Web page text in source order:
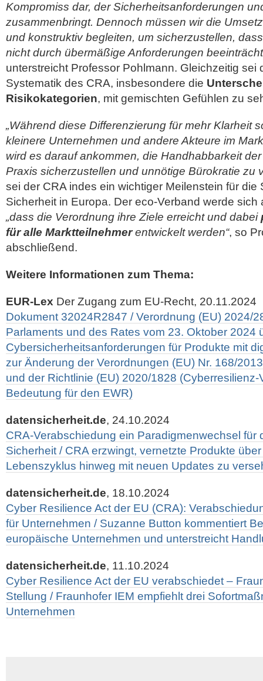
Kompromiss dar, der Sicherheitsanforderungen
zusammenbringt. Dennoch müssen wir die
und konstruktiv begleiten, um sicherzustellen,
nicht durch übermäßige Anforderungen
unterstreicht Professor Pohlmann. Gleichzeitig sei
Systematik des CRA, insbesondere die
Risikokategorien, mit gemischten Gefühlen zu
„Während diese Differenzierung für mehr Klarheit
kleinere Unternehmen und andere Akteure im
wird es darauf ankommen, die Handhabbarkeit
Praxis sicherzustellen und unnötige Bürokratie zu
sei der CRA indes ein wichtiger Meilenstein für die
Sicherheit in Europa. Der eco-Verband werde sich
„dass die Verordnung ihre Ziele erreicht und dabei
für alle Marktteilnehmerentwickelt werden“, so
abschließend.
Weitere Informationen zum Thema:
EUR-Lex Der Zugang zum EU-Recht, 20.11.2024
Dokument 32024R2847 / Verordnung (EU) 2024/
Parlaments und des Rates vom 23. Oktober 2024
Cybersicherheitsanforderungen für Produkte mit
zur Änderung der Verordnungen (EU) Nr. 168/
und der Richtlinie (EU) 2020/1828 (Cyberresilienz-
Bedeutung für den EWR)
datensicherheit.de, 24.10.2024
CRA-Verabschiedung ein Paradigmenwechsel für
Sicherheit / CRA erzwingt, vernetzte Produkte
Lebenszyklus hinweg mit neuen Updates zu
datensicherheit.de, 18.10.2024
Cyber Resilience Act der EU (CRA):
für Unternehmen / Suzanne Button kommentiert
europäische Unternehmen und unterstreicht
datensicherheit.de, 11.10.2024
Cyber Resilience Act der EU verabschiedet –
Stellung / Fraunhofer IEM empfiehlt drei
Unternehmen